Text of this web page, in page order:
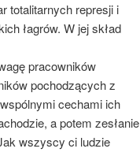
totalitarnych represji i
łagrów. W jej skład
pracowników
pochodzących z
cechami ich
a potem zesłanie
wszyscy ci ludzie